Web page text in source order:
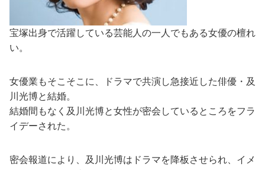
宝塚出身で活躍している芸能人の一人でもある女優の檀れ
い。
女優業もそこそこに、ドラマで共演し急接近した俳優・及
川光博と結婚。
結婚間もなく及川光博と女性が密会しているところをフラ
イデーされた。
密会報道により、及川光博はドラマを降板させられ、イメ